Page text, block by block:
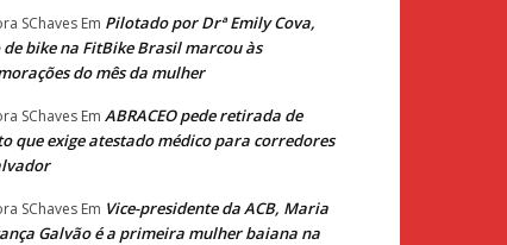
SChaves Em Pilotado por Drª Emily Cova,
bike na FitBike Brasil marcou às
do mês da mulher
SChaves Em ABRACEO pede retirada de
que exige atestado médico para corredores
SChaves Em Vice-presidente da ACB, Maria
Galvão é a primeira mulher baiana na